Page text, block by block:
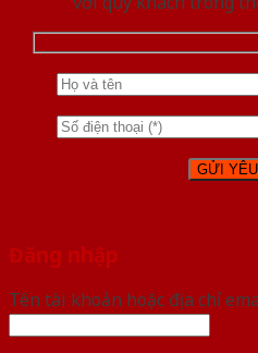
Đăng nhập
Tên tài khoản hoặc địa chỉ